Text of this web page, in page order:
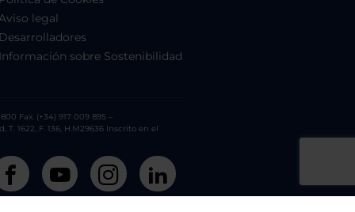
Aviso legal
Desarrolladores
Información sobre Sostenibilidad
Fax. (+34) 917 009 895 –
1622, F. 136, H.M29636 Inscrito en el